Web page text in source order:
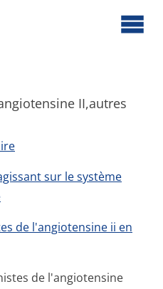
II,autres
sur le système
de l'angiotensine ii en
de l'angiotensine